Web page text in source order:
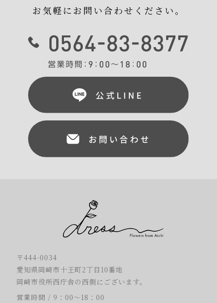
お気軽にお問い合わせください。
〒444-0034
愛知県岡崎市十王町2丁目10番地
岡崎市役所西庁舎の西側にございます。
営業時間 / 9：00～18：00